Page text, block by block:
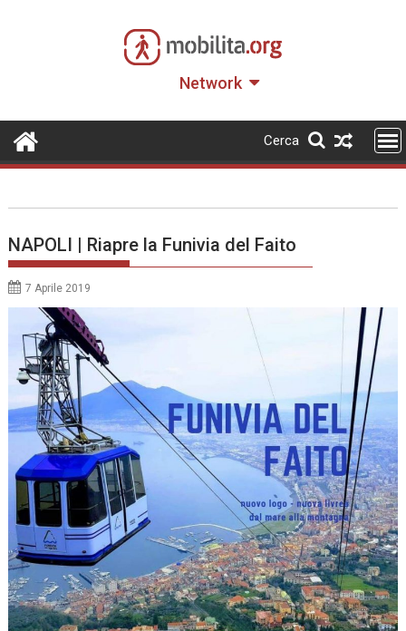
Network
Cerca
NAPOLI | Riapre la Funivia del Faito
7 Aprile 2019